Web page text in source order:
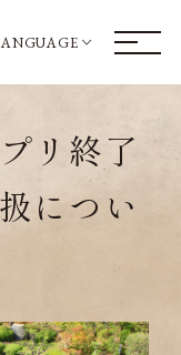
リ終了
につい